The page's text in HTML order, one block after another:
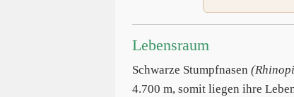
Lebensraum
Schwarze Stumpfnasen
4.700 m, somit liegen ihre